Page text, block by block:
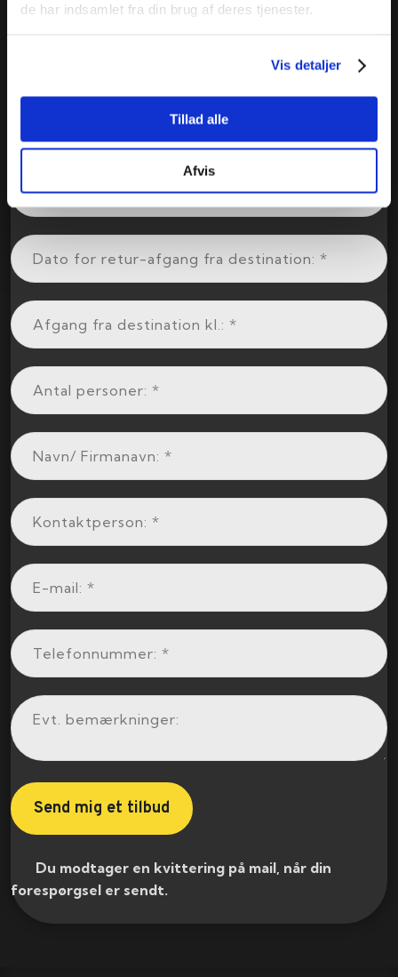
de har indsamlet fra din brug af deres tjenester.
Vis detaljer
Tillad alle
Afvis
​ Du modtager en kvittering på mail, når din
forespørgsel er sendt.​